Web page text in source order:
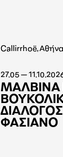
Callirrhoë,
27.05 —
ΜΑΛΒΙΝΑ
ΦΑΣΙΑΝΟ